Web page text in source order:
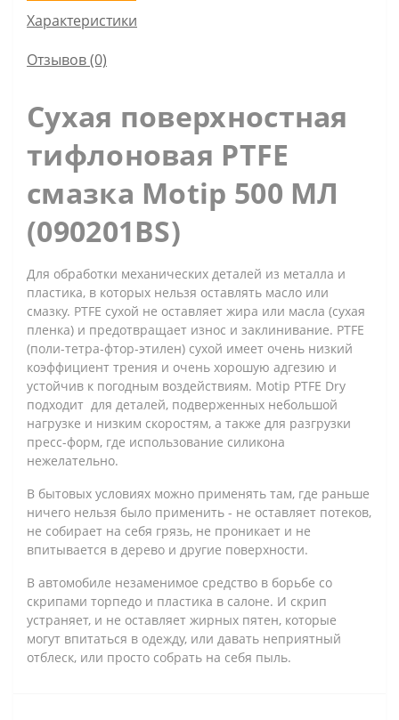
Характеристики
Отзывов (0)
Сухая поверхностная
тифлоновая PTFE
смазка Motip 500 МЛ
(090201BS)
Для обработки механических деталей из металла и
пластика, в которых нельзя оставлять масло или
смазку. PTFE сухой не оставляет жира или масла (сухая
пленка) и предотвращает износ и заклинивание. PTFE
(поли-тетра-фтор-этилен) сухой имеет очень низкий
коэффициент трения и очень хорошую адгезию и
устойчив к погодным воздействиям. Motip PTFE Dry
подходит для деталей, подверженных небольшой
нагрузке и низким скоростям, а также для разгрузки
пресс-форм, где использование силикона
нежелательно.
В бытовых условиях можно применять там, где раньше
ничего нельзя было применить - не оставляет потеков,
не собирает на себя грязь, не проникает и не
впитывается в дерево и другие поверхности.
В автомобиле незаменимое средство в борьбе со
скрипами торпедо и пластика в салоне. И скрип
устраняет, и не оставляет жирных пятен, которые
могут впитаться в одежду, или давать неприятный
отблеск, или просто собрать на себя пыль.